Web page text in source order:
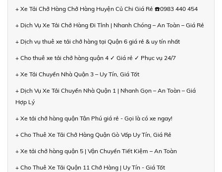
+ Xe Tải Chở Hàng Chở Hàng Huyện Củ Chi Giá Rẻ ☎️0983 440 454
+ Dịch Vụ Xe Tải Chở Hàng Đi Tỉnh | Nhanh Chóng – An Toàn – Giá Rẻ
+ Dịch vụ thuê xe tải chở hàng tại Quận 6 giá rẻ & uy tín nhất
+ Cho thuê xe tải chở hàng quận 4 ✓ Giá rẻ ✓ Phục vụ 24/7
+ Xe Tải Chuyển Nhà Quận 3 – Uy Tín, Giá Tốt
+ Dịch Vụ Xe Tải Chuyển Nhà Quận 1 | Nhanh Gọn – An Toàn – Giá
Hợp Lý
+ Xe tải chở hàng quận Tân Phú giá rẻ - Gọi là có xe ngay!
+ Cho Thuê Xe Tải Chở Hàng Quận Gò Vấp Uy Tín, Giá Rẻ
+ Xe tải chở hàng quận 5 | Vận Chuyển Tiết Kiệm – An Toàn
+ Cho Thuê Xe Tải Quận 11 Chở Hàng | Uy Tín - Giá Tốt